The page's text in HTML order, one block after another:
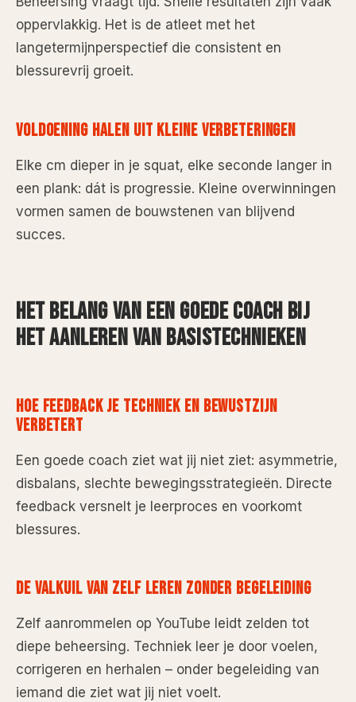
oppervlakkig. Het is de atleet met het
langetermijnperspectief die consistent en
blessurevrij groeit.
VOLDOENING HALEN UIT KLEINE VERBETERINGEN
Elke cm dieper in je squat, elke seconde langer in
een plank: dát is progressie. Kleine overwinningen
vormen samen de bouwstenen van blijvend
succes.
HET BELANG VAN EEN GOEDE COACH BIJ
HET AANLEREN VAN BASISTECHNIEKEN
HOE FEEDBACK JE TECHNIEK EN BEWUSTZIJN
VERBETERT
Een goede coach ziet wat jij niet ziet: asymmetrie,
disbalans, slechte bewegingsstrategieën. Directe
feedback versnelt je leerproces en voorkomt
blessures.
DE VALKUIL VAN ZELF LEREN ZONDER BEGELEIDING
Zelf aanrommelen op YouTube leidt zelden tot
diepe beheersing. Techniek leer je door voelen,
corrigeren en herhalen – onder begeleiding van
iemand die ziet wat jij niet voelt.